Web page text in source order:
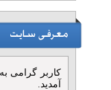
کاربر گرامی
آمدید.